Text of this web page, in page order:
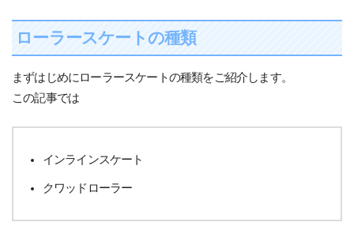
ローラースケートの種類
まずはじめにローラースケートの種類をご紹介します。
この記事では
インラインスケート
クワッドローラー